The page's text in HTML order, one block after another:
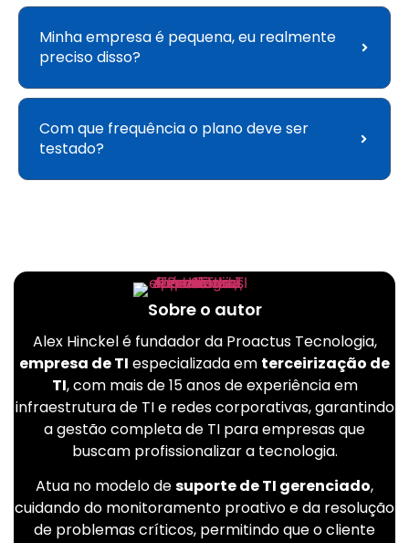
Minha empresa é pequena, eu realmente
preciso disso?
Com que frequência o plano deve ser
testado?
Sobre o autor
Alex Hinckel é fundador da Proactus Tecnologia,
empresa de TI especializada em terceirização de
TI, com mais de 15 anos de experiência em
infraestrutura de TI e redes corporativas, garantindo
a gestão completa de TI para empresas que
buscam profissionalizar a tecnologia.
Atua no modelo desuporte de TI gerenciado,
cuidando do monitoramento proativo e da resolução
de problemas críticos, permitindo que o cliente